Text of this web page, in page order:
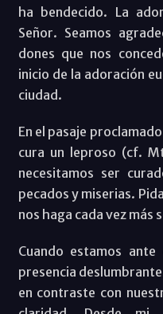
ha bendecido. La
Señor. Seamos
dones que nos
inicio de la adoración
ciudad.
En el pasaje
cura un leproso (cf.
necesitamos ser
pecados y miserias.
nos haga cada vez más
Cuando estamos
presencia
en contraste con